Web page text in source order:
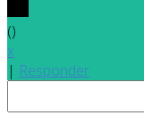
()
x
| Responder